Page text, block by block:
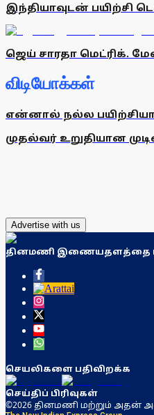
இந்தியாவுடன் பயிற்சி
ஜெய் சாரதா மெட்ரிக்.
விடியோக்கள்
என்னால் நல்ல
முதல்வர் உறுதியான
Advertise with us
தினமணி இணையதளத்தை
செயலிகளை பதிவிறக்க
செய்திப் பிரிவுகள்
©2026 தினமணி மற்றும் அதன்